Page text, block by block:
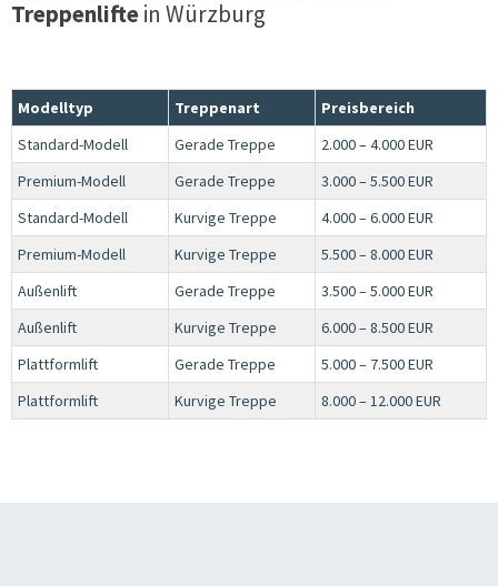
Treppenliftein Würzburg
Modelltyp Treppenart
Preisbereich
Standard-Modell
Gerade Treppe
2.000 – 4.000 EUR
Premium-Modell
Gerade Treppe
3.000 – 5.500 EUR
Standard-Modell
Kurvige Treppe
4.000 – 6.000 EUR
Premium-Modell
Kurvige Treppe
5.500 – 8.000 EUR
Außenlift
Gerade Treppe
3.500 – 5.000 EUR
Außenlift
Kurvige Treppe
6.000 – 8.500 EUR
Plattformlift
Gerade Treppe
5.000 – 7.500 EUR
Plattformlift
Kurvige Treppe 8.000 – 12.000 EUR